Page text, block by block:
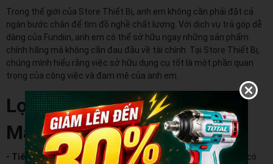
Trong thế giới của Store Thiết Bị, anh em không cần phải đặt cả
ngàn bước chân để tìm đồ nghề chất lượng. Với dịch vụ trả góp dễ
dàng của Fundiin, anh em có thể sở hữu ngay những sản phẩm
chính hãng mà không cần đau đầu về tài chính. Tại Store Thiết Bị,
chúng mình hiểu rằng việc sở hữu dụng cụ tốt là một phần quan
trọng của công việc và đam mê của anh em.
Lợi Ích Mà Store Thiết Bị
Mang Lại
- Tiết Kiệm Tài Chính: Với dịch vụ trả góp của Fundiin, anh em có